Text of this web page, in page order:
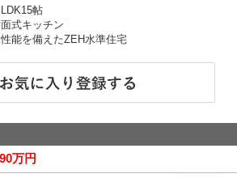
帖
式キッチン
能を備えたZEH水準住宅
万円